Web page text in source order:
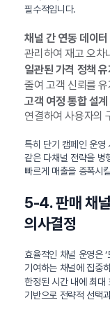
필수적입니다.
채널 간 연동 데이터
관리하여 재고 오차
일관된 가격 정책 유
줄여 고객 신뢰를
고객 여정 통합 설계
연결하여 사용자의
특히 단기 캠페인 운영
같은 다채널 전략을 병
빠르게 매출을 증폭시
5-4. 판매 채
의사결정
효율적인 채널 운영은
기여하는 채널에 집중
한정된 시간 내에 최대
기반으로 전략적 선택